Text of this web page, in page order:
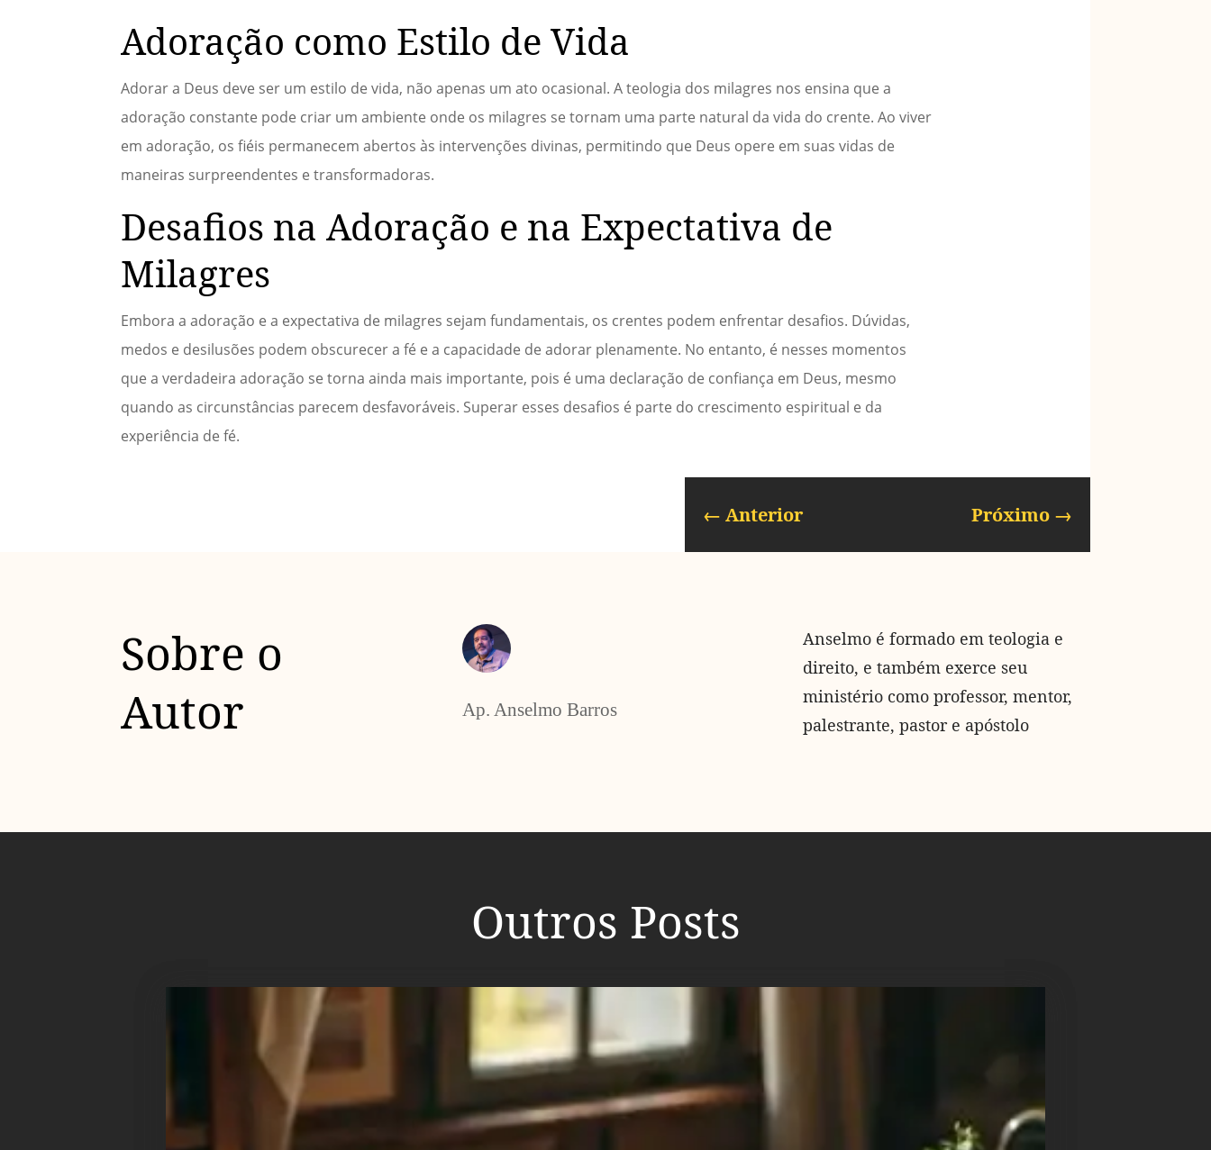
Adoração como Estilo de Vida
Adorar a Deus deve ser um estilo de vida, não apenas um ato ocasional. A teologia dos milagres nos ensina que a
adoração constante pode criar um ambiente onde os milagres se tornam uma parte natural da vida do crente. Ao viver
em adoração, os fiéis permanecem abertos às intervenções divinas, permitindo que Deus opere em suas vidas de
maneiras surpreendentes e transformadoras.
Desafios na Adoração e na Expectativa de
Milagres
Embora a adoração e a expectativa de milagres sejam fundamentais, os crentes podem enfrentar desafios. Dúvidas,
medos e desilusões podem obscurecer a fé e a capacidade de adorar plenamente. No entanto, é nesses momentos
que a verdadeira adoração se torna ainda mais importante, pois é uma declaração de confiança em Deus, mesmo
quando as circunstâncias parecem desfavoráveis. Superar esses desafios é parte do crescimento espiritual e da
experiência de fé.
← Anterior Próximo→
Sobre o
Autor
Ap. Anselmo Barros
Anselmo é formado em teologia e
direito, e também exerce seu
ministério como professor, mentor,
palestrante, pastor e apóstolo
Outros Posts